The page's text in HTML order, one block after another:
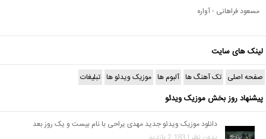
مسعود فراهانی - آواره
لینک های سایت
صفحه اصلی تک آهنگ ها آلبوم ها موزیک ویدئو ها تبلیغات
پیشنهاد روز بخش موزیک ویدئو
دانلود موزیک ویدئو جدید مهدی یراحی با نام بیست و یک روز بعد